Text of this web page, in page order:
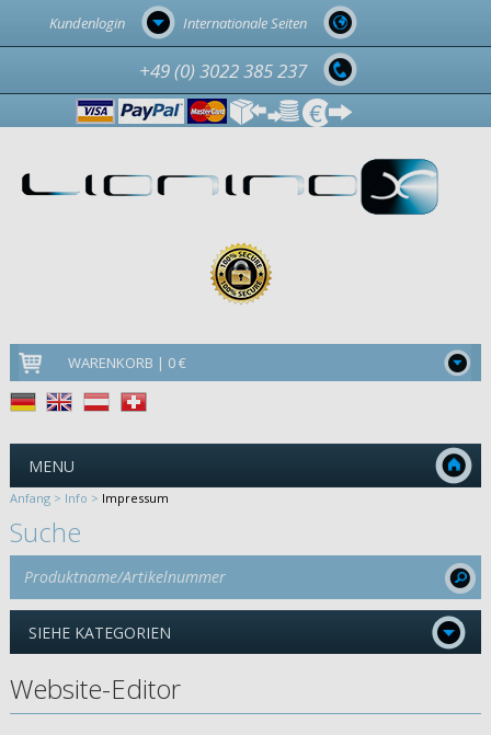
Internationale Seiten
Kundenlogin
+49 (0) 3022 385 237
WARENKORB | 0 €
MENU
Anfang > Info > Impressum
Suche
SIEHE KATEGORIEN
Website-Editor